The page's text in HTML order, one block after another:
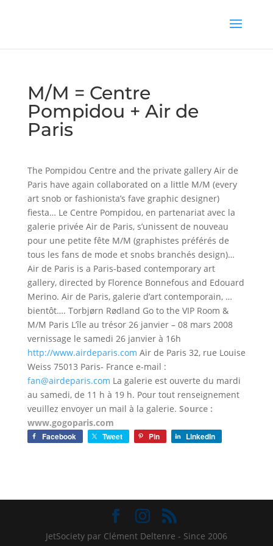
M/M = Centre
Pompidou + Air de
Paris
The Pompidou Centre and the private gallery Air de
Paris have again collaborated on a little M/M (every
art snob or fashionista’s fave graphic designer)
fiesta… Le Centre Pompidou, en partenariat avec la
galerie privée Air de Paris, s’unissent de nouveau
pour une petite fête M/M (graphistes préférés de
tous les fans de mode et snobs branchés design)…
Air de Paris is a Paris-based contemporary art
gallery, directed by Florence Bonnefous and Edouard
Merino. Air de Paris, galerie d’art contemporain, …
bientôt…. Torbjørn Rødland Go to the VIP Room &
M/M Paris L’île au trésor 26 janvier – 08 mars 2008
vernissage le samedi 26 janvier à 16h
http://www.airdeparis.com Air de Paris 32, rue Louise
Weiss 75013 Paris- France e-mail :
fan@airdeparis.com La galerie est ouverte du mardi
au samedi, de 11 h à 19 h. Pour tout renseignement
veuillez envoyer un mail à la galerie. Source :
www.gogoparis.com
Facebook Tweet Pin LinkedIn
JetSociety par Clément Deltenre - Since 2006